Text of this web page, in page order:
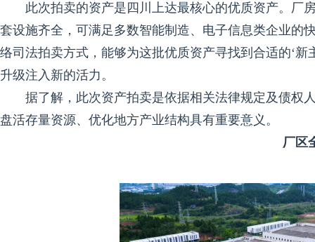
此次拍卖的资产是四川上达最核心的优质资产。厂
套设施齐全，可满足多数智能制造、电子信息类企业的
络司法拍卖方式，能够为这批优质资产寻找到合适的‘
升级注入新的活力。
据了解，此次资产拍卖是依据相关法律规定及债权
盘活存量资源、优化地方产业结构具有重要意义。
厂区